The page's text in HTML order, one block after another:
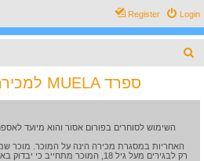
Login
Register
למכירה סכיני צייד של חברת MUELA ספרד
השימוש לסוחרים בפורום אסור והוא מיועד
האחריות במסגרת מכירה הינה על המוכר. מוכר
רק לבגירים מעל גיל 18, המוכר